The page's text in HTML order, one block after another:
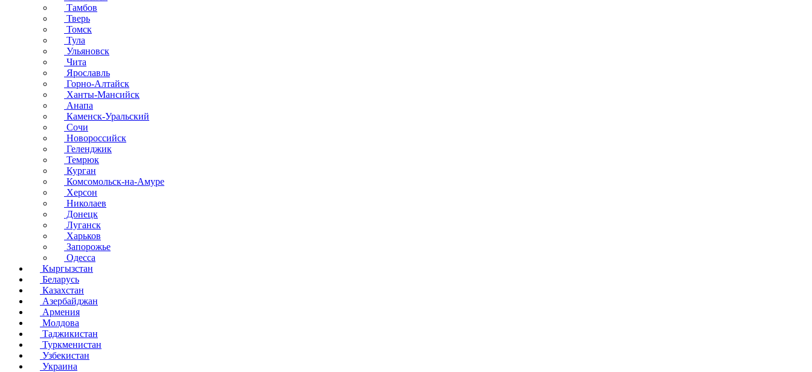
Тамбов
Тверь
Томск
Тула
Ульяновск
Чита
Ярославль
Горно-Алтайск
Ханты-Мансийск
Анапа
Каменск-Уральский
Сочи
Новороссийск
Геленджик
Темрюк
Курган
Комсомольск-на-Амуре
Херсон
Николаев
Донецк
Луганск
Харьков
Запорожье
Одесса
Кыргызстан
Беларусь
Казахстан
Азербайджан
Армения
Молдова
Таджикистан
Туркменистан
Узбекистан
Украина